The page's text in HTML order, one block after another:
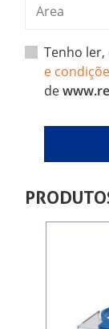
Tenho
e
de